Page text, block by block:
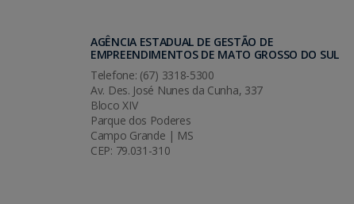
AGÊNCIA ESTADUAL DE GESTÃO DE
EMPREENDIMENTOS DE MATO GROSSO DO SUL
Telefone: (67) 3318-5300
Av. Des. José Nunes da Cunha, 337
Bloco XIV
Parque dos Poderes
Campo Grande | MS
CEP: 79.031-310